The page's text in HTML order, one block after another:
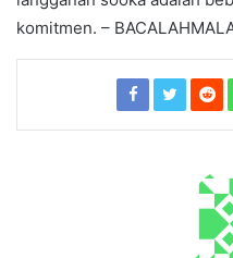
komitmen. –